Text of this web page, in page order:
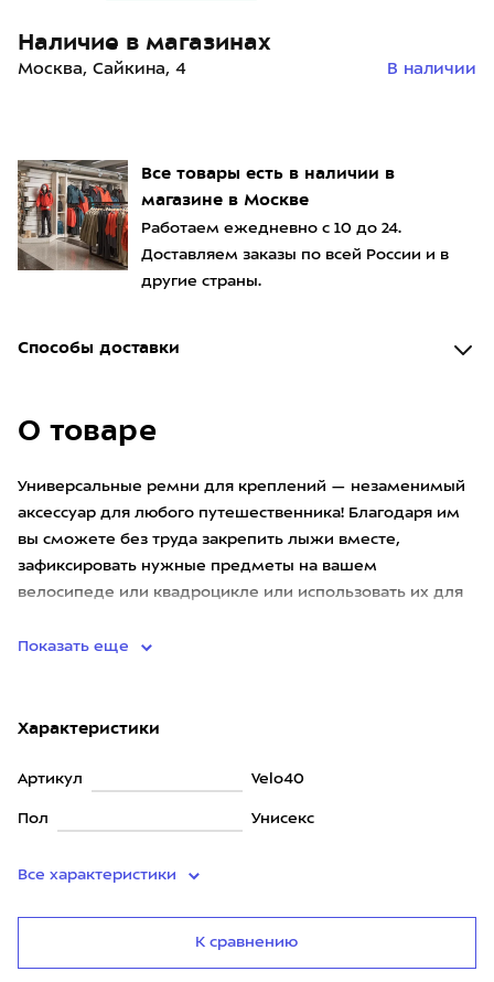
Все товары есть в наличии в
магазине в Москве
Работаем ежедневно с 10 до 24.
Доставляем заказы по всей России и в
другие страны.
Способы доставки
О товаре
Универсальные ремни для креплений — незаменимый
аксессуар для любого путешественника! Благодаря им
вы сможете без труда закрепить лыжи вместе,
зафиксировать нужные предметы на вашем
велосипеде или квадроцикле или использовать их для
Показать еще
Характеристики
Артикул Velo40
Пол Унисекс
Все характеристики
К сравнению
Наличие в магазинах
Москва, Сайкина, 4 В наличии